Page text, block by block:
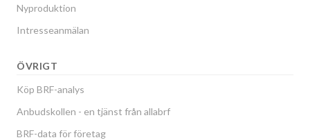
Nyproduktion
Intresseanmälan
ÖVRIGT
Köp BRF-analys
Anbudskollen - en tjänst från allabrf
BRF-data för företag